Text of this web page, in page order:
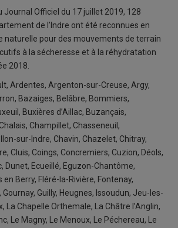
Journal Officiel du 17 juillet 2019, 128
de l’Indre ont été reconnues en
naturelle pour des mouvements de terrain
à la sécheresse et à la réhydratation
2018.
Ardentes, Argenton-sur-Creuse, Argy,
Bazaiges, Belâbre, Bommiers,
Buxières d’Aillac, Buzançais,
Champillet, Chasseneuil,
sur-Indre, Chavin, Chazelet, Chitray,
Cluis, Coings, Concremiers, Cuzion, Déols,
Dunet, Ecueillé, Eguzon-Chantôme,
en Berry, Fléré-la-Rivière, Fontenay,
Gournay, Guilly, Heugnes, Issoudun, Jeu-les-
La Chapelle Orthemale, La Châtre l’Anglin,
Le Magny, Le Menoux, Le Péchereau, Le